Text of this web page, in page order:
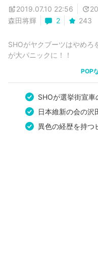
2019.07.10 22:56
森田将輝
2 243
SHOがヤクブーツはやめろ
が大パニックに！！
POP
SHOが選挙街宣車
日本維新の会の沢
異色の経歴を持つ